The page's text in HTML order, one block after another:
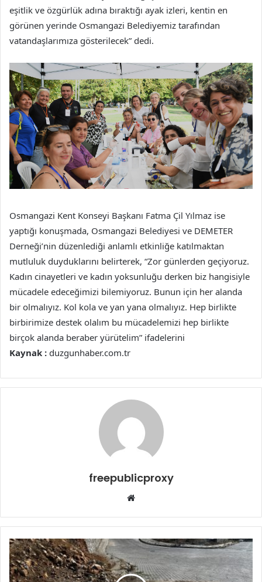
eşitlik ve özgürlük adına bıraktığı ayak izleri, kentin en
görünen yerinde Osmangazi Belediyemiz tarafından
vatandaşlarımıza gösterilecek” dedi.
Osmangazi Kent Konseyi Başkanı Fatma Çil Yılmaz ise
yaptığı konuşmada, Osmangazi Belediyesi ve DEMETER
Derneği’nin düzenlediği anlamlı etkinliğe katılmaktan
mutluluk duyduklarını belirterek, “Zor günlerden geçiyoruz.
Kadın cinayetleri ve kadın yoksunluğu derken biz hangisiyle
mücadele edeceğimizi bilemiyoruz. Bunun için her alanda
bir olmalıyız. Kol kola ve yan yana olmalıyız. Hep birlikte
birbirimize destek olalım bu mücadelemizi hep birlikte
birçok alanda beraber yürütelim” ifadelerini
Kaynak : duzgunhaber.com.tr
freepublicproxy
Web